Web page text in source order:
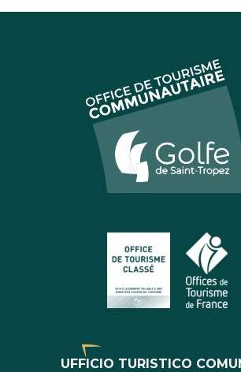
Facebook
UFFICIO TURISTICO